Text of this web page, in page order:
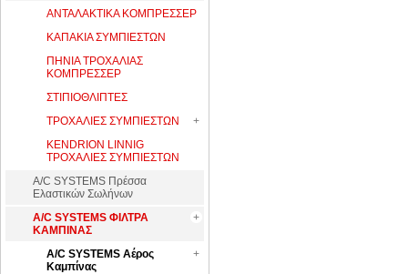
ΑΝΤΑΛΑΚΤΙΚΑ ΚΟΜΠΡΕΣΣΕΡ
ΚΑΠΑΚΙΑ ΣΥΜΠΙΕΣΤΩΝ
ΠΗΝΙΑ ΤΡΟΧΑΛΙΑΣ
ΚΟΜΠΡΕΣΣΕΡ
ΣΤΙΠΙΟΘΛΙΠΤΕΣ
ΤΡΟΧΑΛΙΕΣ ΣΥΜΠΙΕΣΤΩΝ
KENDRION LINNIG
ΤΡΟΧΑΛΙΕΣ ΣΥΜΠΙΕΣΤΩΝ
A/C SYSTEMS Πρέσσα
Ελαστικών Σωλήνων
A/C SYSTEMS ΦΙΛΤΡΑ
ΚΑΜΠΙΝΑΣ
A/C SYSTEMS Αέρος
Καμπίνας